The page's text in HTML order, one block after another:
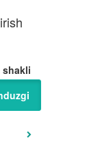
shakli